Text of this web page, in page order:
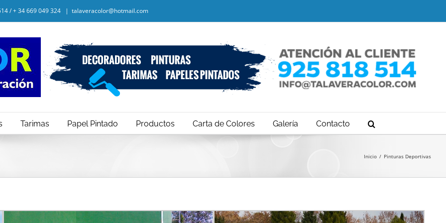
/ + 34 669 049 324 | talaveracolor@hotmail.com
Tarimas Papel Pintado Productos Carta de Colores Galería Contacto
Inicio Pinturas Deportivas